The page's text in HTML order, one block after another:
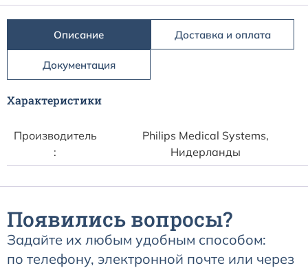
Описание Доставка и оплата
Документация
Характеристики
Производитель
:
Philips Medical Systems,
Нидерланды
Появились вопросы?
Задайте их любым удобным способом:
по телефону, электронной почте или через